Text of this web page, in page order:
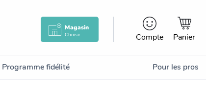
Magasin
Choisir Compte Panier
Programme fidélité Pour les pros